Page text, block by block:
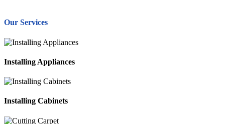
Our Services
Installing Appliances
Installing Cabinets